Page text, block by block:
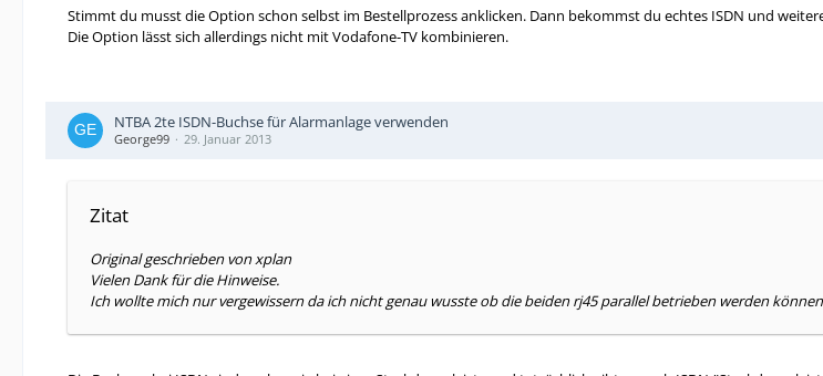
Stimmt du musst die Option schon selbst im Bestellprozess anklicken. Dann bekommst du echtes ISDN und
Die Option lässt sich allerdings nicht mit Vodafone-TV kombinieren.
NTBA 2te ISDN-Buchse für Alarmanlage verwenden
George99 29. Januar 2013
Zitat
Original geschrieben von xplan
Vielen Dank für die Hinweise.
Ich wollte mich nur vergewissern da ich nicht genau wusste ob die beiden rj45 parallel betrieben werden